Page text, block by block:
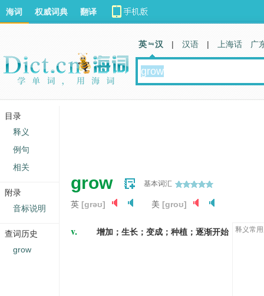
grow 基本词汇
英 [ɡrəʊ] 美 [ɡroʊ]
v. 增加；生长；变成；种植；逐渐开始 释义常
海词 权威词典 翻译
英 汉 | 汉语 | 上海话 广
目录
释义
例句
相关
附录
音标说明
查词历史
grow